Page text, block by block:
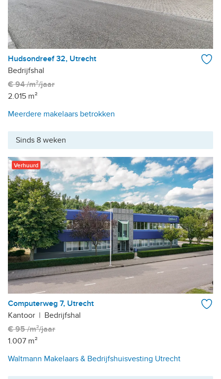
Hudsondreef 32, Utrecht
Bedrijfshal
€ 94 /m²/jaar
2.015 m²
Meerdere makelaars betrokken
Sinds 8 weken
Verhuurd
Computerweg 7, Utrecht
Kantoor | Bedrijfshal
€ 95 /m²/jaar
1.007 m²
Waltmann Makelaars & Bedrijfshuisvesting Utrecht